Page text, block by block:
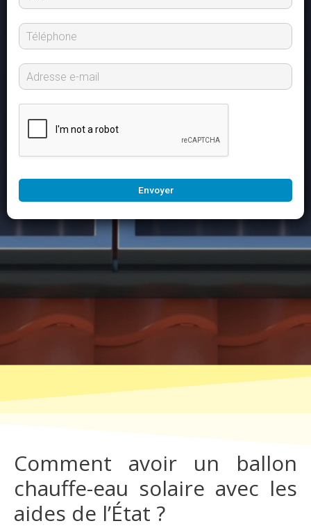
Envoyer
Comment avoir un ballon
chauffe-eau solaire avec les
aides de l’État ?